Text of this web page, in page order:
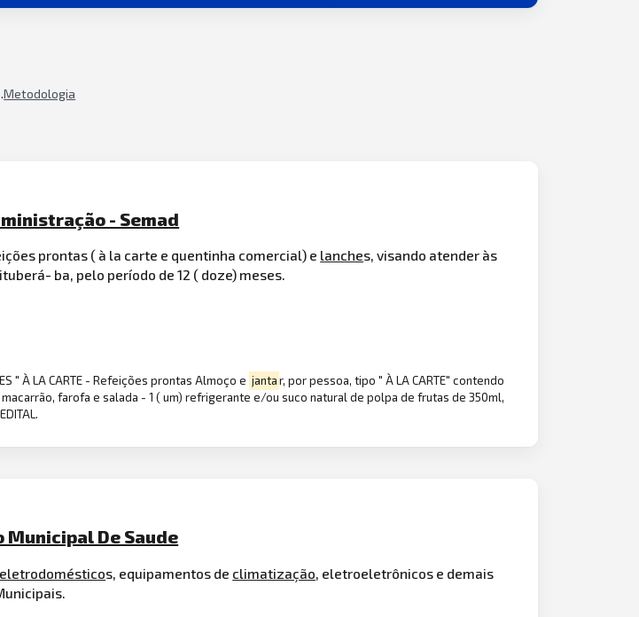
Metodologia
- Semad
prontas ( à la carte e quentinha comercial) e lanches, visando atender às
ba, pelo período de 12 ( doze) meses.
" À LA CARTE - Refeições prontas Almoço e jantar, por pessoa, tipo " À LA CARTE" contendo
farofa e salada - 1 ( um) refrigerante e/ou suco natural de polpa de frutas de 350ml,
Municipal De Saude
eletrodomésticos, equipamentos de climatização , eletroeletrônicos e demais